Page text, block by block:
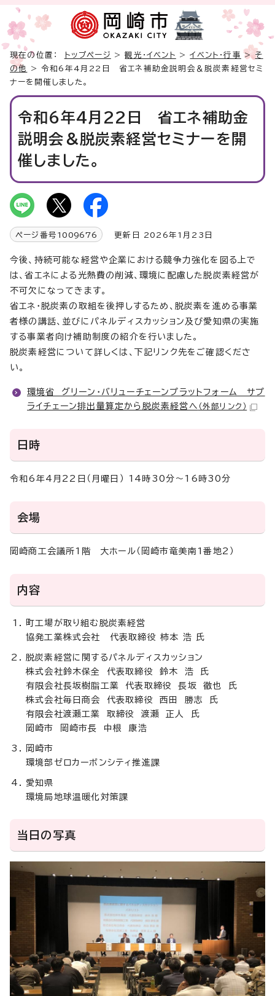
現在の位置： トップページ >観光・イベント >イベント・行事 >そ
の他
> 令和6年4月22日 省エネ補助金説明会＆脱炭素経営セミ
ナーを開催しました。
令和6年4月22日 省エネ補助金
説明会＆脱炭素経営セミナーを開
催しました。
ページ番号 1009676 更新日 2026年1月23日
今後、持続可能な経営や企業における競争力強化を図る上で
は、省エネによる光熱費の削減、環境に配慮した脱炭素経営が
不可欠になってきます。
省エネ・脱炭素の取組を後押しするため、脱炭素を進める事業
者様の講話、並びにパネルディスカッション及び愛知県の実施
する事業者向け補助制度の紹介を行いました。
脱炭素経営について詳しくは、下記リンク先をご確認くださ
い。
環境省 グリーン・バリューチェーンプラットフォーム サプ
ライチェーン排出量算定から脱炭素経営へ （外部リンク）
日時
令和6年4月22日（月曜日） 14時30分～16時30分
会場
岡崎商工会議所1階 大ホール（岡崎市竜美南1番地2）
内容
町工場が取り組む脱炭素経営
協発工業株式会社 代表取締役 柿本 浩 氏
脱炭素経営に関するパネルディスカッション
株式会社鈴木保全 代表取締役 鈴木 浩 氏
有限会社長坂樹脂工業 代表取締役 長坂 徹也 氏
株式会社毎日商会 代表取締役 西田 勝志 氏
有限会社渡瀬工業 取締役 渡瀬 正人 氏
岡崎市 岡崎市長 中根 康浩
岡崎市
環境部ゼロカーボンシティ推進課
愛知県
環境局地球温暖化対策課
当日の写真